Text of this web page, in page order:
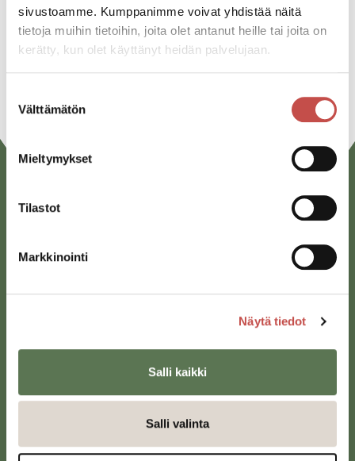
sivustoamme. Kumppanimme voivat yhdistää näitä
tietoja muihin tietoihin, joita olet antanut heille tai joita on
kerätty, kun olet käyttänyt heidän palvelujaan.
valinta
Välttämätön
Mieltymykset
Tilastot
Markkinointi
Näytä tiedot
Salli kaikki
Salli valinta
Linkedin
43100 Saarijärvi